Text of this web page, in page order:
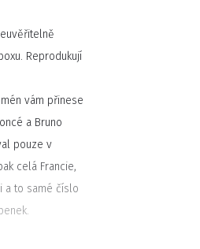
Reprodukují
vám přinese
a Bruno
pouze v
celá Francie,
a to samé číslo